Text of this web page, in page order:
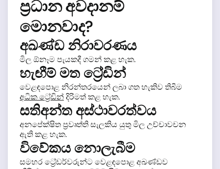
ප්‍රධාන අවදානම්
මොනවාද?
අඛණ්ඩ නිරාවරණය
මිල ඕනෑම පැයකදී ගමන් කළ හැක.
හැඟීම් මත ට්‍රේඩින්
වෙළඳපොළ නිරන්තරයෙන් ලබා ගත හැකිව තිබීම
අධික ට්‍රේඩින්දිරිමත් කළ හැක.
සතිඅන්ත අස්ථාවරත්වය
අනපේක්ෂිත ප්‍රවෘත්ති සැලකිය යුතු මිල උච්චාවචන
ඇති කළ හැක.
විවේකය නොලැබීම
සමහර ට්‍රේඩර්වරුන්ට වෙළඳපොළ අඛණ්ඩව